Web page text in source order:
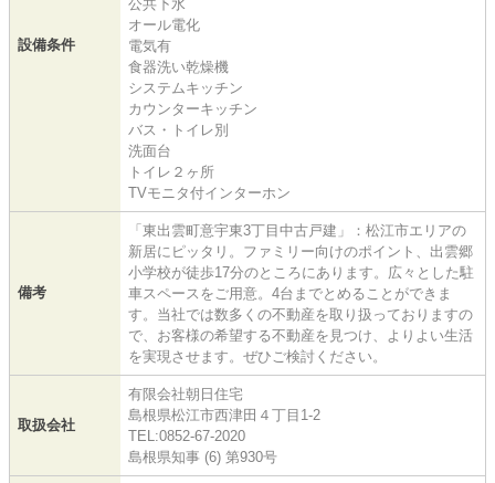
設備条件
公共下水
オール電化
電気有
食器洗い乾燥機
システムキッチン
カウンターキッチン
バス・トイレ別
洗面台
トイレ２ヶ所
TVモニタ付インターホン
備考
「東出雲町意宇東3丁目中古戸建」：松江市エリアの
新居にピッタリ。ファミリー向けのポイント、出雲郷
小学校が徒歩17分のところにあります。広々とした駐
車スペースをご用意。4台までとめることができま
す。当社では数多くの不動産を取り扱っておりますの
で、お客様の希望する不動産を見つけ、よりよい生活
を実現させます。ぜひご検討ください。
取扱会社
有限会社朝日住宅
島根県松江市西津田４丁目1-2
TEL:0852-67-2020
島根県知事 (6) 第930号